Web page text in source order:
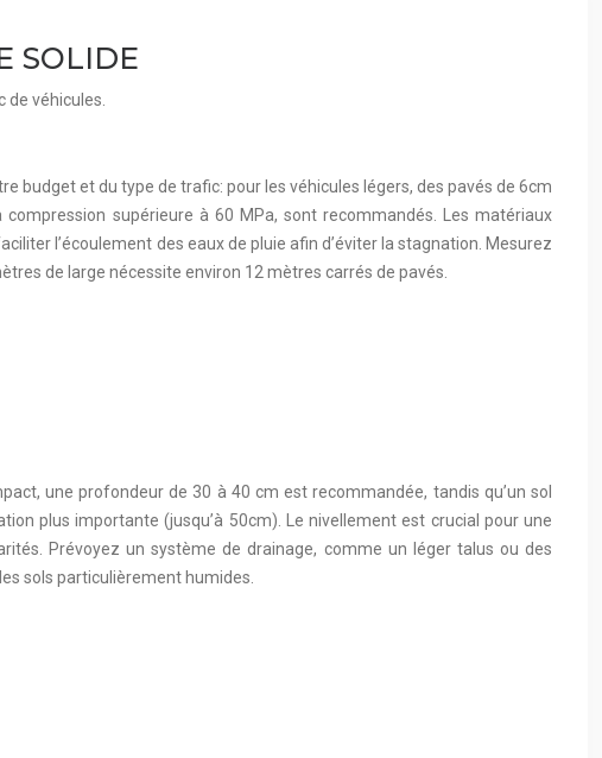
SOLIDE
véhicules.
budget et du type de trafic: pour les véhicules légers, des pavés de 6cm
supérieure à 60 MPa, sont recommandés. Les matériaux
l’écoulement des eaux de pluie afin d’éviter la stagnation. Mesurez
de large nécessite environ 12 mètres carrés de pavés.
une profondeur de 30 à 40 cm est recommandée, tandis qu’un sol
plus importante (jusqu’à 50cm). Le nivellement est crucial pour une
Prévoyez un système de drainage, comme un léger talus ou des
sols particulièrement humides.